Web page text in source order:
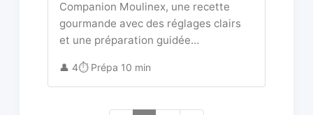
Companion Moulinex, une recette
gourmande avec des réglages clairs
et une préparation guidée…
👤 4⏱️ Prépa 10 min